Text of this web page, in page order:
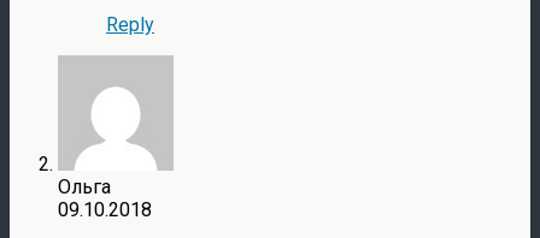
Reply
Ольга
09.10.2018